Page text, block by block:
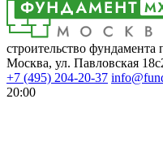
строительство
Москва, ул. Павловская
+7 (495) 204-20-37
20:00